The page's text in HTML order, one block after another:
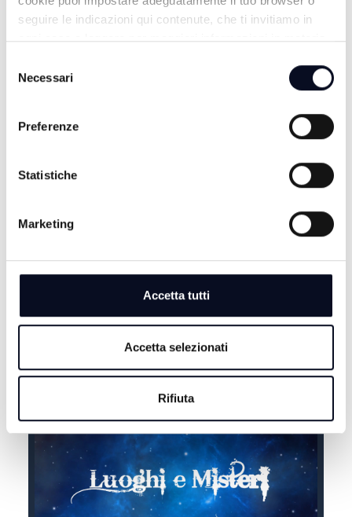
seguire le indicazioni qui contenute, che ti invitiamo in
ogni caso a leggere per maggiori informazioni in materia
delNecessari
Preferenze
Statistiche
Marketing
Accetta tutti
Accetta selezionati
Rifiuta
EXTRA ESTATE